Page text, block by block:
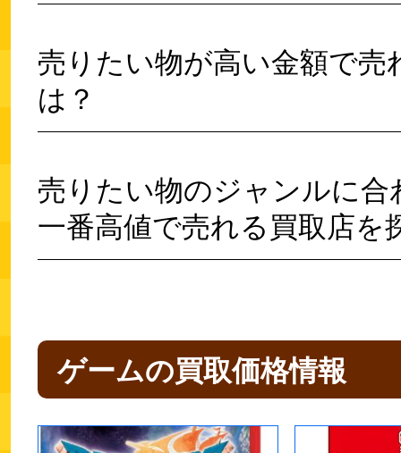
売りたい物が高い金額で売
は？
売りたい物のジャンルに合
一番高値で売れる買取店を
ゲームの買取価格情報